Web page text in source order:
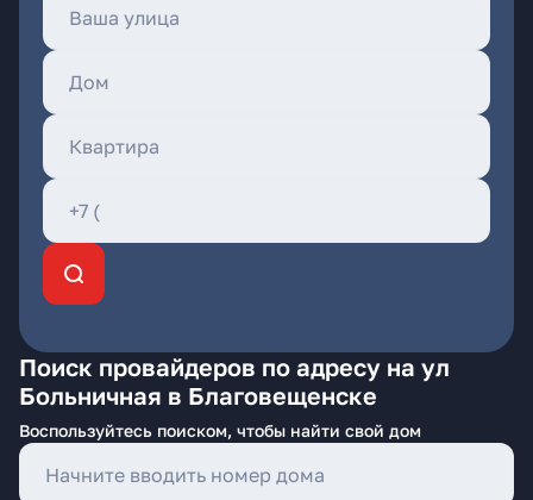
Поиск провайдеров по адресу на ул
Больничная в Благовещенске
Воспользуйтесь поиском, чтобы найти свой дом